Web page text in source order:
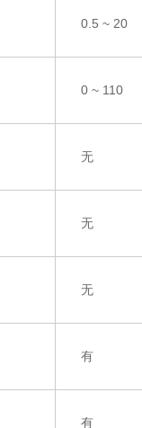
0.5~ 20
0~ 110
无
无
无
有
有